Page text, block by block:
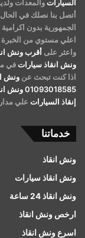
السيارات
أتصل بنا نصلك في
الجمهورية بدون
اعلي مستوي من الخبرة
واعثر على أقرب ونش
ونش انقاذ سيارات في
اذا كنت تبحث عن ونش
01093018585ونش
إنقاذ السيارات علي مدار 24 ساعة بدون اكرامية او رسوم اضافية.
خدماتنا
ونش انقاذ
ونش انقاذ سيارات
ونش انقاذ 24 ساعة
ارخص ونش انقاذ
اسرع ونش انقاذ